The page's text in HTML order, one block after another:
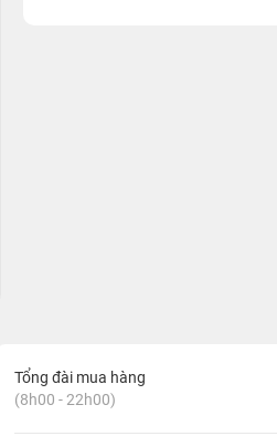
Tổng đài mua hàng
(8h00 - 22h00)